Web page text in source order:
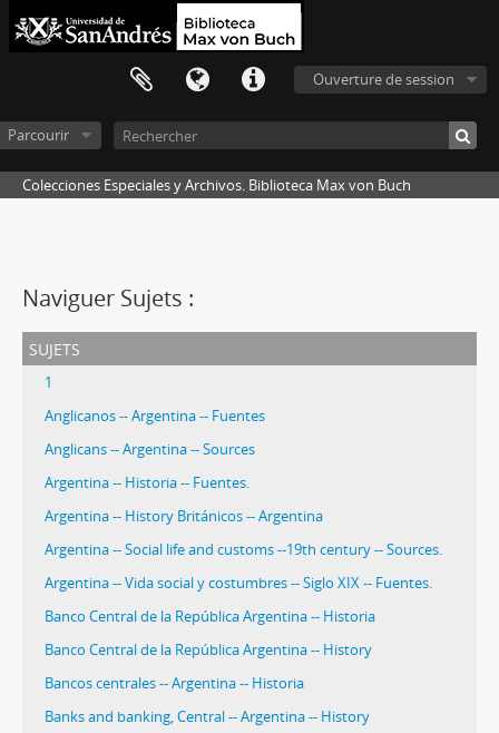
Ouverture de session
Parcourir
Colecciones Especiales y Archivos. Biblioteca Max von Buch
Naviguer Sujets :
sujets
1
Anglicanos -- Argentina -- Fuentes
Anglicans -- Argentina -- Sources
Argentina -- Historia -- Fuentes.
Argentina -- History Británicos -- Argentina
Argentina -- Social life and customs --19th century -- Sources.
Argentina -- Vida social y costumbres -- Siglo XIX -- Fuentes.
Banco Central de la República Argentina -- Historia
Banco Central de la República Argentina -- History
Bancos centrales -- Argentina -- Historia
Banks and banking, Central -- Argentina -- History